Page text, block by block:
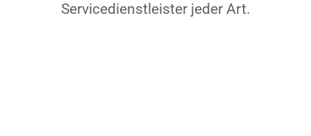
Servicedienstleister jeder Art.